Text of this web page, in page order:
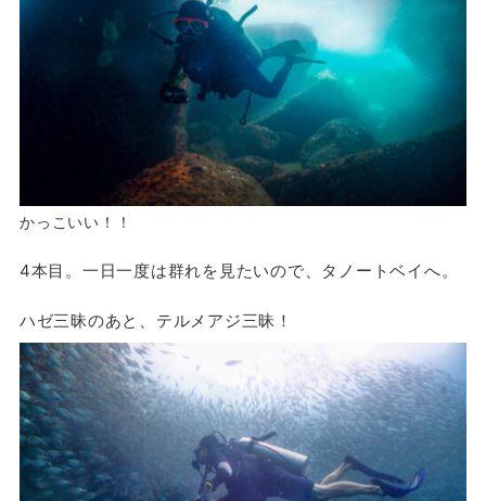
かっこいい！！
4本目。一日一度は群れを見たいので、タノートベイへ。
ハゼ三昧のあと、テルメアジ三昧！